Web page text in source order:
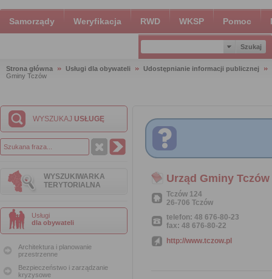
Samorządy Weryfikacja RWD WKSP Pomoc
Strona główna Usługi dla obywateli
Udostępnianie informacji publicznej
Gminy Tczów
WYSZUKAJ USŁUGĘ
WYSZUKIWARKA
TERYTORIALNA
Usługi
dla obywateli
Architektura i planowanie
przestrzenne
Bezpieczeństwo i zarządzanie
kryzysowe
Urząd Gminy Tczów
Tczów 124
26-706 Tczów
telefon: 48 676-80-23
fax: 48 676-80-22
http://www.tczow.pl